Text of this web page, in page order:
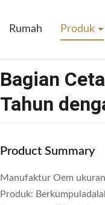
Rumah Produk
Bagian
Tahun
Product Summary
Manufaktur Oem
Produk: